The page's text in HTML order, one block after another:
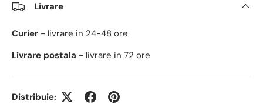
Livrare
Curier - livrare in 24-48 ore
Livrare postala - livrare in 72 ore
Distribuie: